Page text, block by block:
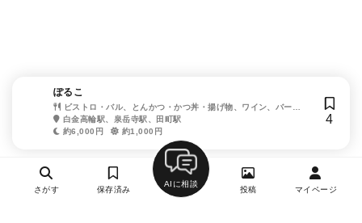
ぽるこ
ビストロ・バル、とんかつ・かつ丼・揚げ物、ワイン、バー
（BAR）
白金高輪駅、泉岳寺駅、田町駅
約6,000円
約1,000円
4
さがす 保存済み
AIに相談
投稿 マイページ